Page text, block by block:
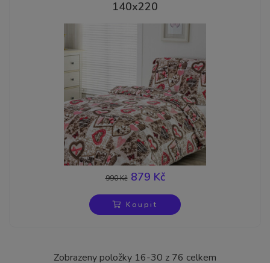
140x220
990 Kč879 Kč
Koupit
Zobrazeny položky 16-30 z 76 celkem